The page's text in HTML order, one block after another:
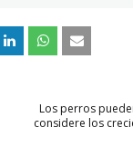
Los perros
considere los